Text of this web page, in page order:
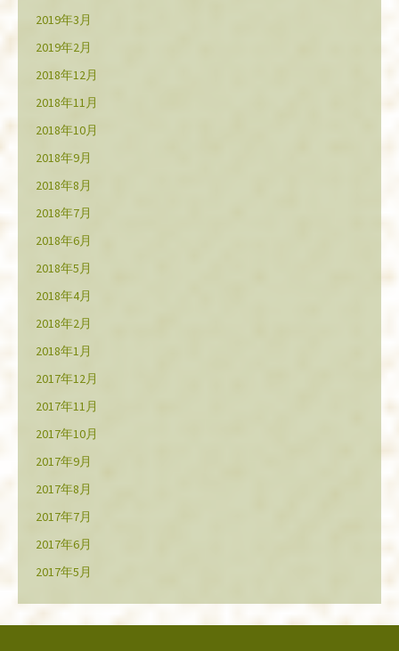
2019年3月
2019年2月
2018年12月
2018年11月
2018年10月
2018年9月
2018年8月
2018年7月
2018年6月
2018年5月
2018年4月
2018年2月
2018年1月
2017年12月
2017年11月
2017年10月
2017年9月
2017年8月
2017年7月
2017年6月
2017年5月